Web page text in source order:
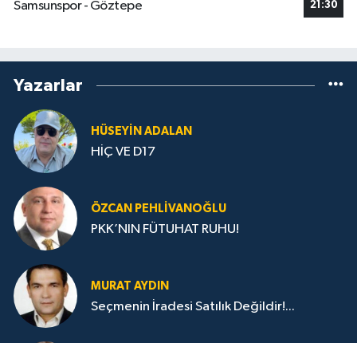
Samsunspor - Göztepe
21:30
Yazarlar
HÜSEYIN ADALAN
HİÇ VE D17
ÖZCAN PEHLIVANOĞLU
PKK’NIN FÜTUHAT RUHU!
MURAT AYDIN
Seçmenin İradesi Satılık Değildir!...